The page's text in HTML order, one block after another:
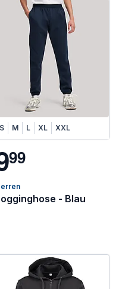
S M L XL XXL
99
- Blau